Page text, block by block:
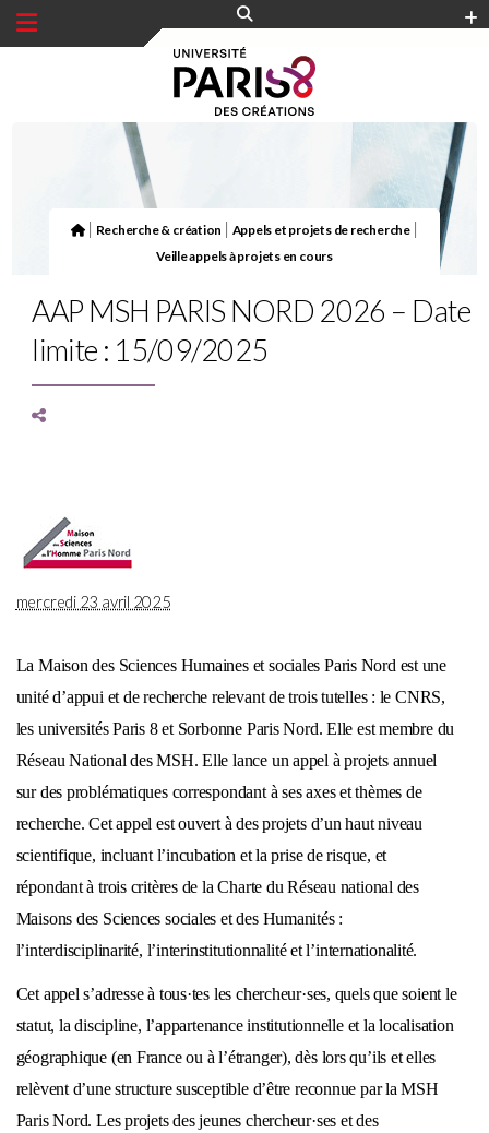
Recherche & création Appels et projets de recherche
Veille appels à projets en cours
AAP MSH PARIS NORD 2026 – Date
limite : 15/09/2025
mercredi 23 avril 2025
La Maison des Sciences Humaines et sociales Paris Nord est une
unité d’appui et de recherche relevant de trois tutelles : le CNRS,
les universités Paris 8 et Sorbonne Paris Nord. Elle est membre du
Réseau National des MSH. Elle lance un appel à projets annuel
sur des problématiques correspondant à ses axes et thèmes de
recherche. Cet appel est ouvert à des projets d’un haut niveau
scientifique, incluant l’incubation et la prise de risque, et
répondant à trois critères de la Charte du Réseau national des
Maisons des Sciences sociales et des Humanités :
l’interdisciplinarité, l’interinstitutionnalité et l’internationalité.
Cet appel s’adresse à tous·tes les chercheur·ses, quels que soient le
statut, la discipline, l’appartenance institutionnelle et la localisation
géographique (en France ou à l’étranger), dès lors qu’ils et elles
relèvent d’une structure susceptible d’être reconnue par la MSH
Paris Nord. Les projets des jeunes chercheur·ses et des
Panneau de gestion des cookies